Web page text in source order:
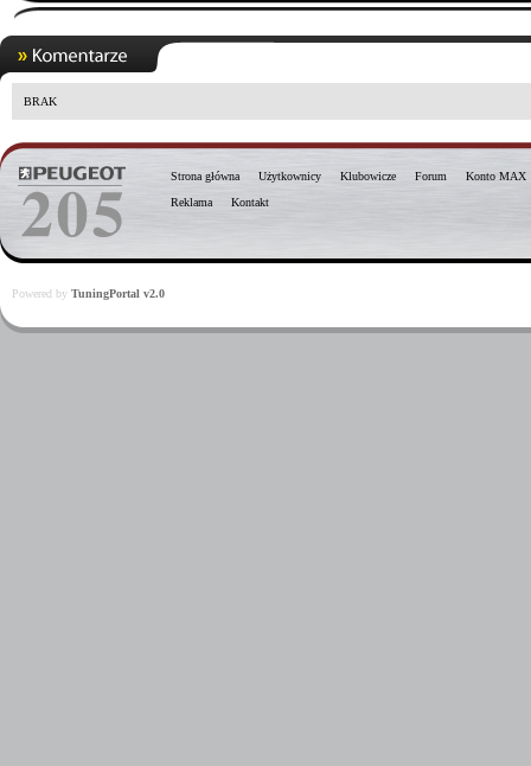
BRAK
Strona główna Użytkownicy Klubowicze Forum
Konto MAX
Reklama
Kontakt
Powered by TuningPortal v2.0